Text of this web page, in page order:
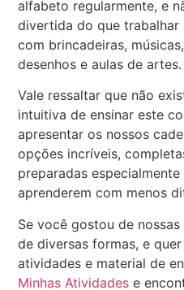
alfabeto regularmente, e
divertida do que
com brincadeiras,
desenhos e aulas de artes.
Vale ressaltar que não
intuitiva de ensinar este
apresentar os nossos
opções incríveis,
preparadas
aprenderem com menos
Se você gostou de
de diversas formas, e
atividades e material de
Minhas Atividades e